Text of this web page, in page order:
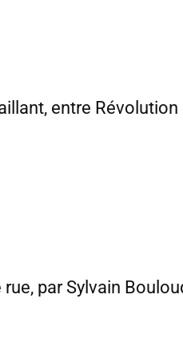
entre
par Sylvain